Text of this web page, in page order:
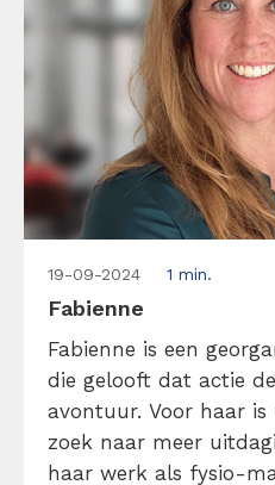
19-09-2024 1 min.
Fabienne
Fabienne is een
die gelooft dat actie
avontuur. Voor haar
zoek naar meer
haar werk als fysio-